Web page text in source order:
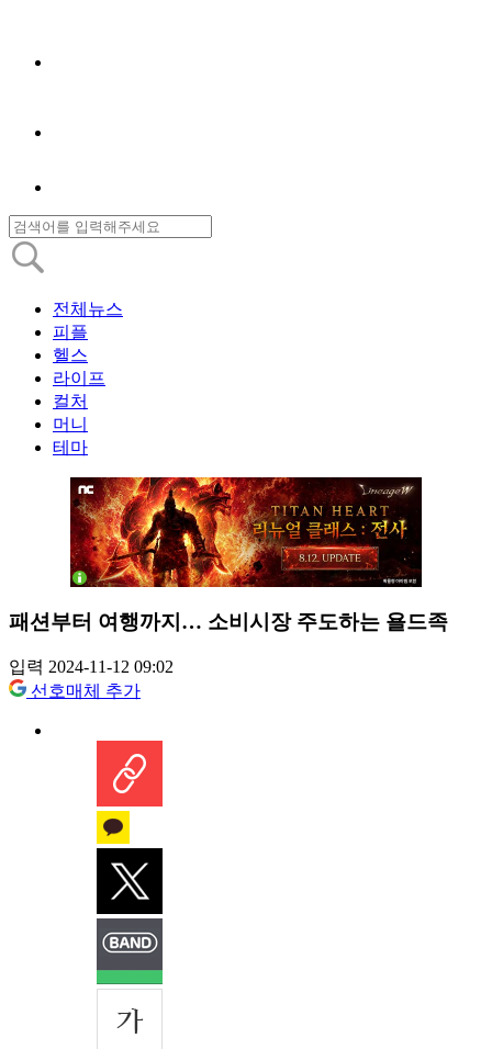
전체뉴스
피플
헬스
라이프
컬처
머니
테마
패션부터 여행까지… 소비시장 주도하는 욜드족
입력 2024-11-12 09:02
선호매체 추가